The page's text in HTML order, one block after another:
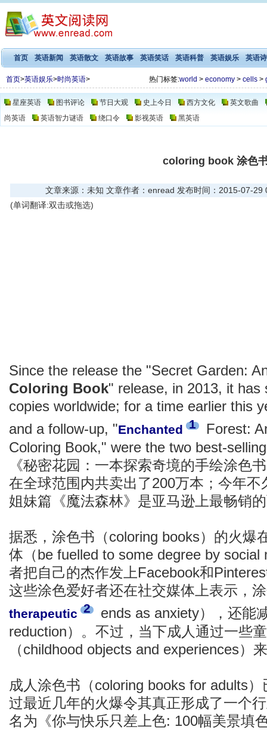
首页 英语新闻 英语散文 英语故事 英语笑话 英语科普 英语娱乐 英语
首页>英语娱乐>时尚英语> 热门标签:world > economy > cells >
星座英语 图书评论 节日大观 史上今日 西方文化
英文歌曲
尚英语
英语智力谜语 绕口令 影视英语 黑英语
coloring book 涂色
文章来源：未知 文章作者：enread 发布时间：2015-07-29
(单词翻译:双击或拖选)
Since the release the "Secret Garden:
Coloring Book" release, in 2013, it has
copies worldwide; for a time earlier this
and a follow-up, "Enchanted 1
Forest:
Coloring Book," were the two best-
《秘密花园：一本探索奇境的手绘涂色
在全球范围内共卖出了200万本；今年
姐妹篇《魔法森林》是亚马逊上最畅销
据悉，涂色书（coloring books）的火爆
体（be fuelled to some degree by
者把自己的杰作发上Facebook和
这些涂色爱好者还在社交媒体上表示，
therapeutic 2
ends as anxiety），还能
reduction）。不过，当下成人通过一些
（childhood objects and experiences）
成人涂色书（coloring books for adults
过最近几年的火爆令其真正形成了一个
名为《你与快乐只差上色: 100幅美景填